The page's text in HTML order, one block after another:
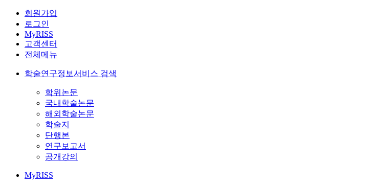
회원가입
로그인
MyRISS
고객센터
전체메뉴
학술연구정보서비스 검색
학위논문
국내학술논문
해외학술논문
학술지
단행본
연구보고서
공개강의
MyRISS